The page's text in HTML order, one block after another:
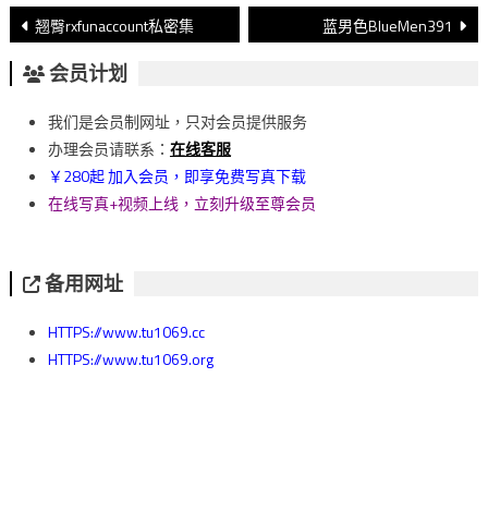
文
章
導
覽
翘臀rxfunaccount私密集 蓝男色BlueMen391
会员计划
我们是会员制网址，只对会员提供服务
办理会员请联系： 在线客服
￥280起 加入会员，即享免费写真下载
在线写真+视频上线，立刻升级至尊会员
备用网址
HTTPS://www.tu1069.cc
HTTPS://www.tu1069.org